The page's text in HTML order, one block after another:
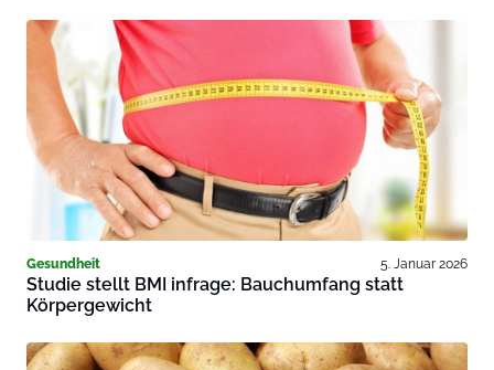
Gesundheit 5. Januar 2026
Studie stellt BMI infrage: Bauchumfang statt
Körpergewicht